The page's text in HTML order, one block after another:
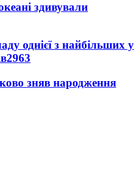
здивували
однієї з найбільших у
2963
зняв народження